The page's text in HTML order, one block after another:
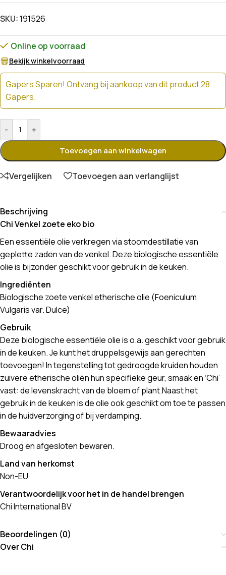
SKU:191526
Online op voorraad
Bekijk winkelvoorraad
Gapers Sparen! Ontvang bij aankoop van dit product 28
Gapers.
- +
Toevoegen aan winkelwagen
Vergelijken Toevoegen aan verlanglijst
Beschrijving
Chi Venkel zoete eko bio
Een essentiële olie verkregen via stoomdestillatie van
geplette zaden van de venkel. Deze biologische essentiële
olie is bijzonder geschikt voor gebruik in de keuken.
Ingrediënten
Biologische zoete venkel etherische olie (Foeniculum
Vulgaris var. Dulce)
Gebruik
Deze biologische essentiële olie is o.a. geschikt voor gebruik
in de keuken. Je kunt het druppelsgewijs aan gerechten
toevoegen! In tegenstelling tot gedroogde kruiden houden
zuivere etherische oliën hun specifieke geur, smaak en ‘Chi’
vast: de levenskracht van de bloem of plant.Naast het
gebruik in de keuken is de olie ook geschikt om toe te passen
in de huidverzorging of bij verdamping.
Bewaaradvies
Droog en afgesloten bewaren.
Land van herkomst
Non-EU
Verantwoordelijk voor het in de handel brengen
Chi International BV
Beoordelingen (0)
Over Chi